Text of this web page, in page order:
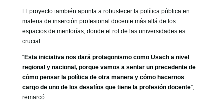
El proyecto también apunta a robustecer la política pública en
materia de inserción profesional docente más allá de los
espacios de mentorías, donde el rol de las universidades es
crucial.
“Esta iniciativa nos dará protagonismo como Usach a nivel
regional y nacional, porque vamos a sentar un precedente de
cómo pensar la política de otra manera y cómo hacernos
cargo de uno de los desafíos que tiene la profesión docente”,
remarcó.